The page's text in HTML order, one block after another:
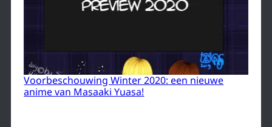
Voorbeschouwing Winter 2020: een nieuwe
anime van Masaaki Yuasa!